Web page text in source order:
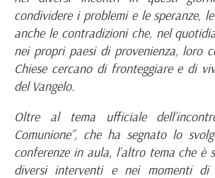
condividere i problemi e le speranze,
anche le contradizioni che, nel
nei propri paesi di provenienza, loro
Chiese cercano di fronteggiare e di
del Vangelo.
Oltre al tema ufficiale
Comunione”, che ha segnato lo
conferenze in aula, l’altro tema che è
diversi interventi e nei momenti di